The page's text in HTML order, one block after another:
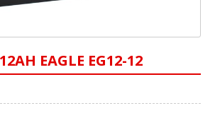
EAGLE EG12-12